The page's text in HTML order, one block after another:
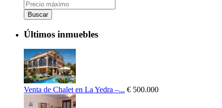
Buscar
Últimos inmuebles
Venta de Chalet en La Yedra –... € 500.000